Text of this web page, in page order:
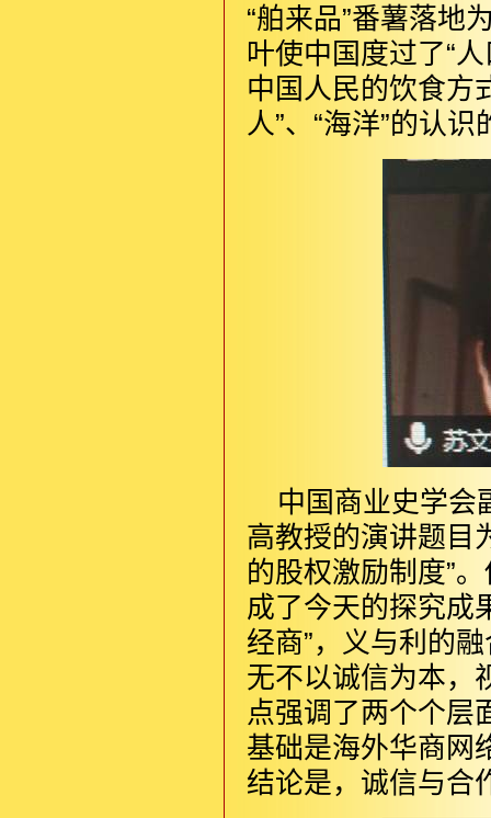
“舶来品”番薯落地
叶使中国度过了“
中国人民的饮食方
人”、“海洋”的认
中国商业史学会
高教授的演讲题
的股权激励制度”
成了今天的探究成
经商”，义与利的
无不以诚信为本，
点强调了两个个层
基础是海外华商网
结论是，诚信与合